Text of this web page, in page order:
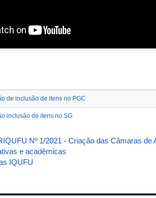
de inclusão de itens no PGC
inclusão de itens no SG
Nº 1/2021 - Criação das Câmaras
e acadêmicas
IQUFU